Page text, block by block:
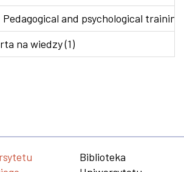
Pedagogical and psychological
na wiedzy (1)
Biblioteka